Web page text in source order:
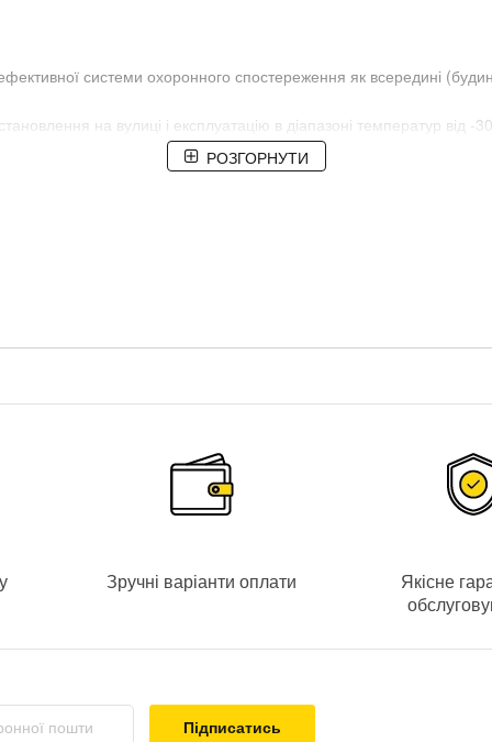
системи охоронного спостереження як всередині
на вулиці і експлуатацію в діапазоні температур від
до реєстратора за допомогою кабелю «звита пара» Cat5е.
Операційна система:
РОЗГОРНУТИ
Зручні варіанти оплати
Якісне
Підписатись